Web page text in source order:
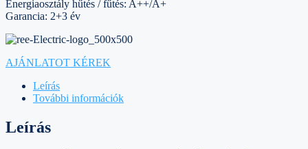
Energiaosztály hűtés / fűtés: A++/A+
Garancia: 2+3 év
AJÁNLATOT KÉREK
Leírás
További információk
Leírás